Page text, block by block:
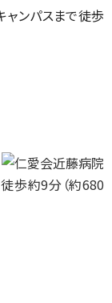
ンパスまで徒歩
歩約9分（約680